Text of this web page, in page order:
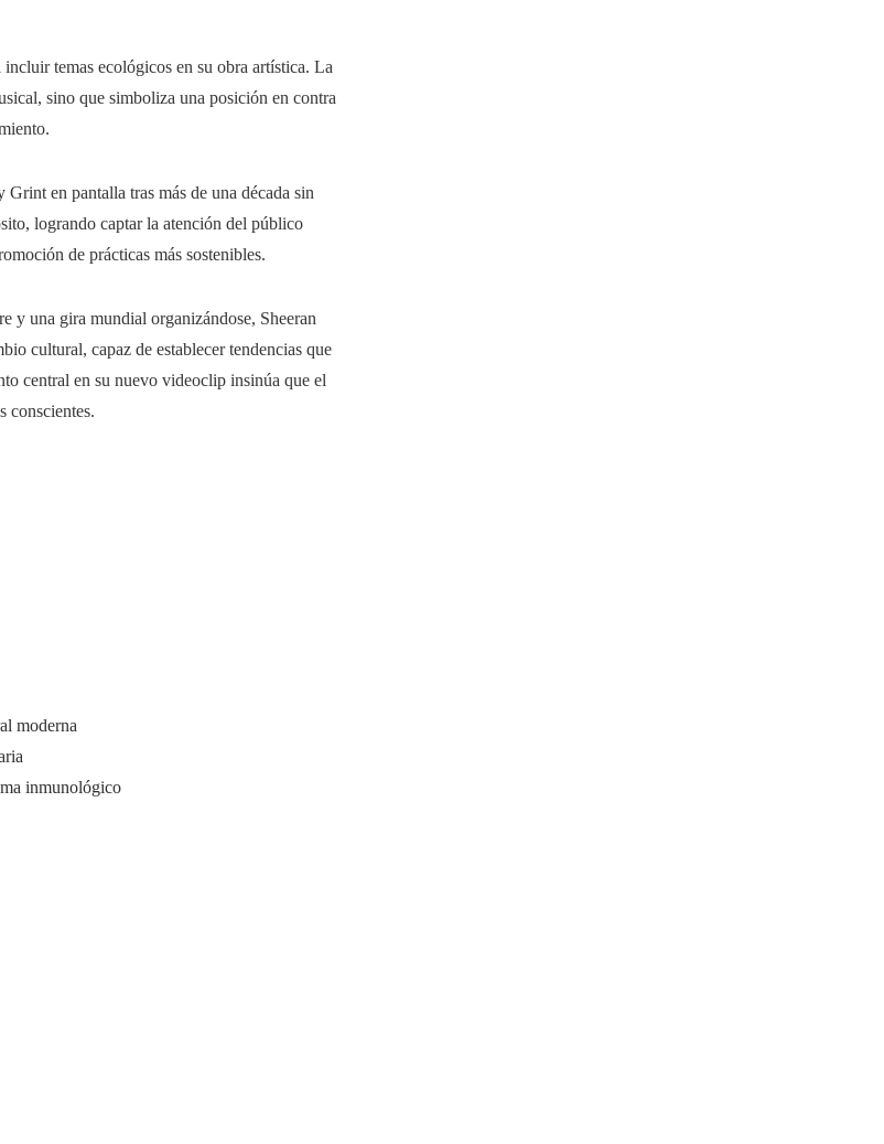
temas ecológicos en su obra artística. La
sino que simboliza una posición en contra
Grint en pantalla tras más de una década sin
logrando captar la atención del público
de prácticas más sostenibles.
y una gira mundial organizándose, Sheeran
cultural, capaz de establecer tendencias que
central en su nuevo videoclip insinúa que el
conscientes.
moderna
inmunológico